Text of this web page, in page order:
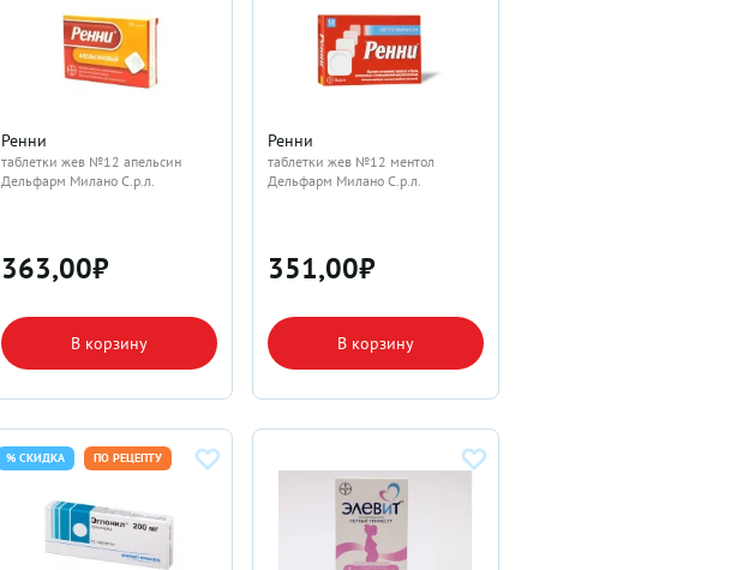
Ренни
таблетки жев №12 апельсин
Дельфарм Милано С.р.л.
363,00₽
В корзину
Ренни
таблетки жев №12 ментол
Дельфарм Милано С.р.л.
351,00₽
В корзину
% СКИДКА ПО РЕЦЕПТУ